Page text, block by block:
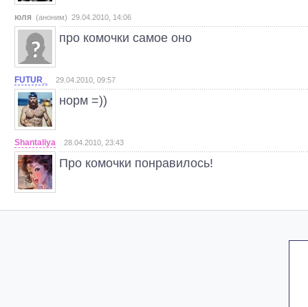
юля (аноним) 29.04.2010, 14:06
про комочки самое оно
FUTUR_ 29.04.2010, 09:57
норм =))
Shantaliya 28.04.2010, 23:43
Про комочки понравилось!